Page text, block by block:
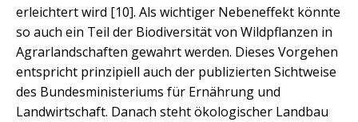
erleichtert wird [10]. Als wichtiger Nebeneffekt könnte
so auch ein Teil der Biodiversität von Wildpflanzen in
Agrarlandschaften gewahrt werden. Dieses Vorgehen
entspricht prinzipiell auch der publizierten Sichtweise
des Bundesministeriums für Ernährung und
Landwirtschaft. Danach steht ökologischer Landbau